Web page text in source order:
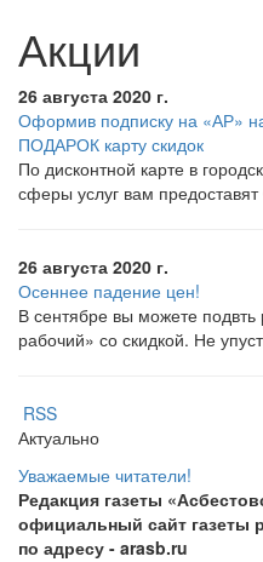
Акции
26 августа 2020 г.
Оформив подписку на «АР»
ПОДАРОК карту скидок
По дисконтной карте в
сферы услуг вам
26 августа 2020 г.
Осеннее падение цен!
В сентябре вы можете подвть
рабочий» со скидкой. Не
RSS
Актуально
Уважаемые читатели!
Редакция газеты
официальный сайт газеты
по адресу - arasb.ru